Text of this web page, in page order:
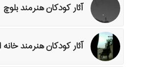
آثار کودکان هنرمند بلوچ
آثار کودکان هنرمند